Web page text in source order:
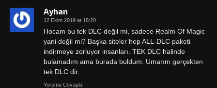
Ayhan
12 Ekim 2019 at 18:20
Hocam bu tek DLC değil mi, sadece Realm Of Magic
yani değil mi? Başka siteler hep ALL-DLC paketi
indirmeye zorluyor insanları. TEK DLC halinde
bulamadım ama burada buldum. Umarım gerçekten
tek DLC dir.
Yorumu Cevapla